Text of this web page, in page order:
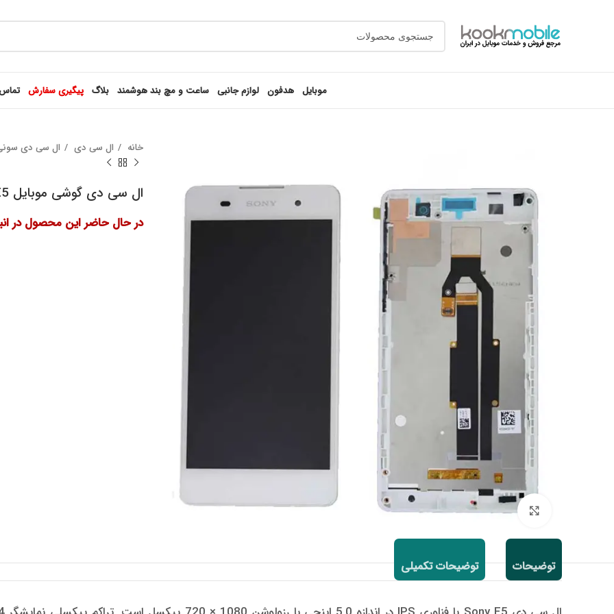
موبایل هدفون لوازم جانبی ساعت و مچ بند هوشمند بلاگ پیگیری سفارش
Click to enlarge
خانه ال سی دی ال سی دی
ال سی دی گوشی موبایل E5 سونی
در حال حاضر این محصول در
توضیحات توضیحات تکمیلی